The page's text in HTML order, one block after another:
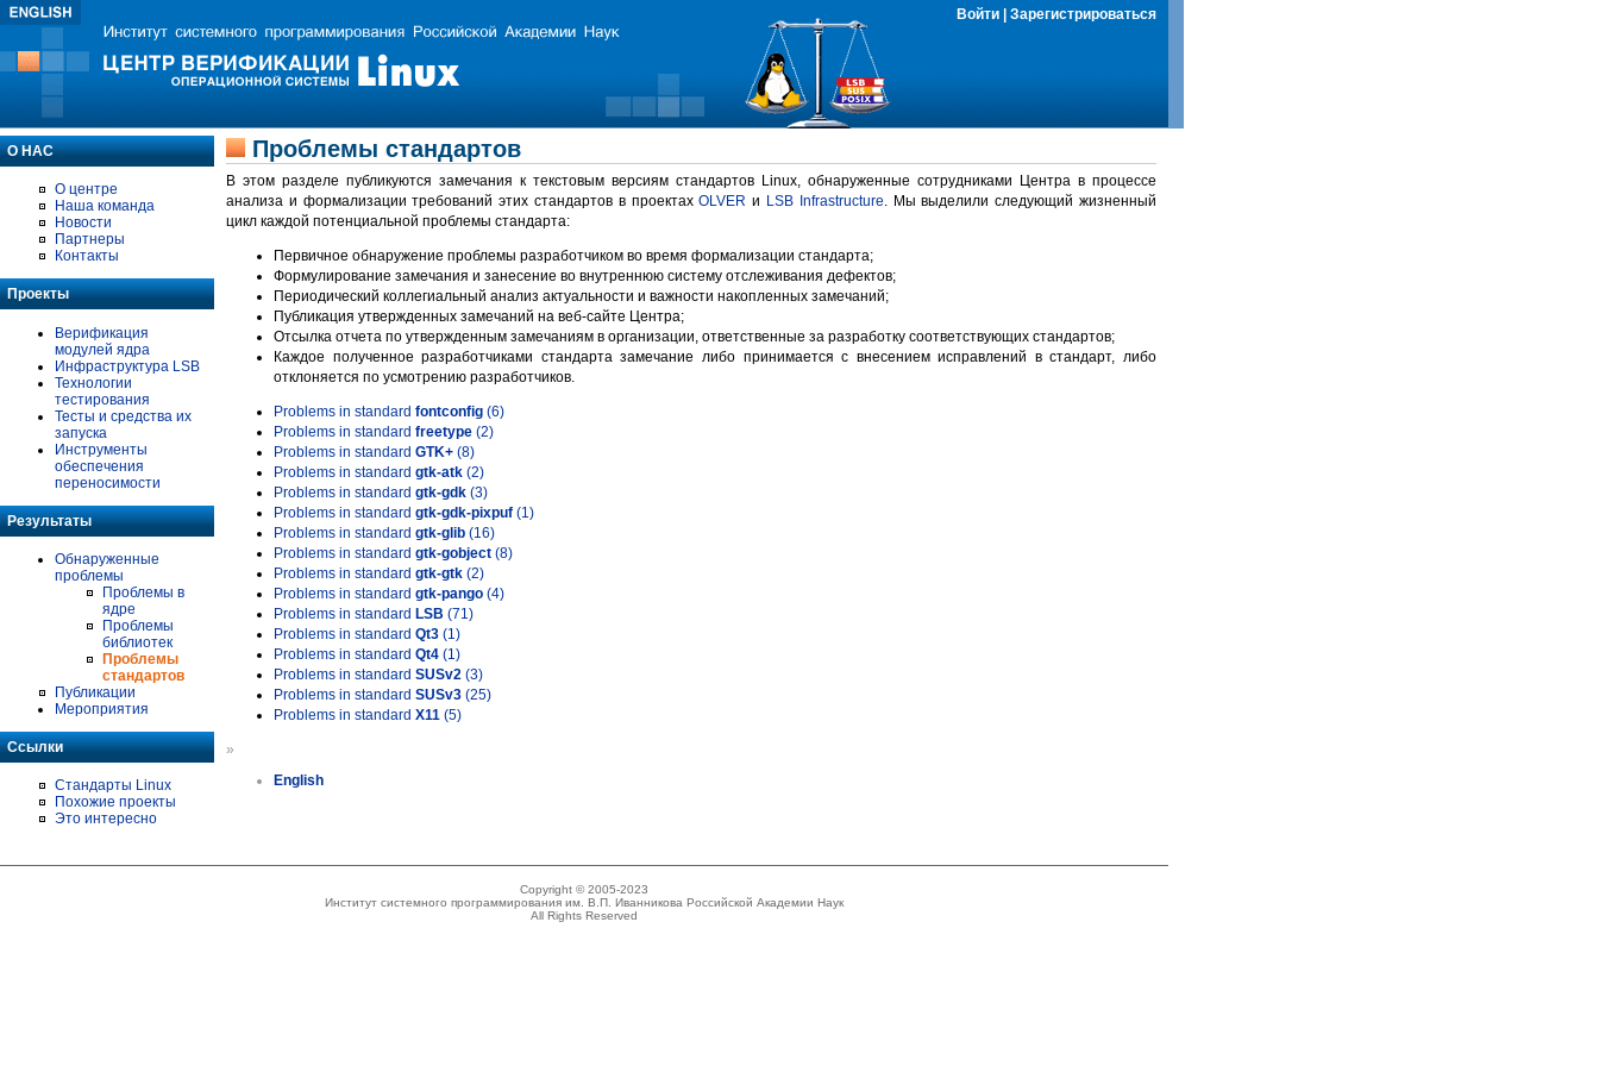
Войти Зарегистрироваться
О НАС
О центре
Наша команда
Новости
Партнеры
Контакты
Проекты
Верификация
модулей ядра
Инфраструктура LSB
Технологии
тестирования
Тесты и средства их
запуска
Инструменты
обеспечения
переносимости
Результаты
Обнаруженные
проблемы
Проблемы в
ядре
Проблемы
библиотек
Проблемы
стандартов
Публикации
Мероприятия
Ссылки
Стандарты Linux
Похожие проекты
Это интересно
Проблемы стандартов
В этом разделе публикуются замечания к текстовым версиям стандартов Linux, обнаруженные сотрудниками Центра в процессе
анализа и формализации требований этих стандартов в проектахOLVER и LSB Infrastructure. Мы выделили следующий жизненный
цикл каждой потенциальной проблемы стандарта:
Первичное обнаружение проблемы разработчиком во время формализации стандарта;
Формулирование замечания и занесение во внутреннюю систему отслеживания дефектов;
Периодический коллегиальный анализ актуальности и важности накопленных замечаний;
Публикация утвержденных замечаний на веб-сайте Центра;
Отсылка отчета по утвержденным замечаниям в организации, ответственные за разработку соответствующих стандартов;
Каждое полученное разработчиками стандарта замечание либо принимается с внесением исправлений в стандарт, либо
отклоняется по усмотрению разработчиков.
Problems in standard fontconfig (6)
Problems in standard freetype (2)
Problems in standard GTK+ (8)
Problems in standard gtk-atk (2)
Problems in standard gtk-gdk (3)
Problems in standard gtk-gdk-pixpuf (1)
Problems in standard gtk-glib (16)
Problems in standard gtk-gobject (8)
Problems in standard gtk-gtk (2)
Problems in standard gtk-pango (4)
Problems in standard LSB (71)
Problems in standard Qt3 (1)
Problems in standard Qt4 (1)
Problems in standard SUSv2 (3)
Problems in standard SUSv3 (25)
Problems in standard X11 (5)
»
English
Copyright © 2005-2023
Институт системного программирования им. В.П. Иванникова Российской Академии Наук
All Rights Reserved